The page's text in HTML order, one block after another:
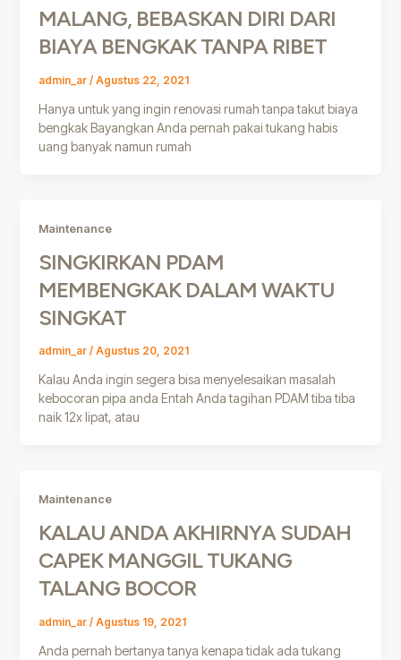
MALANG, BEBASKAN DIRI DARI
BIAYA BENGKAK TANPA RIBET
admin_ar / Agustus 22, 2021
Hanya untuk yang ingin renovasi rumah tanpa takut biaya
bengkak Bayangkan Anda pernah pakai tukang habis
uang banyak namun rumah
Maintenance
SINGKIRKAN PDAM
MEMBENGKAK DALAM WAKTU
SINGKAT
admin_ar / Agustus 20, 2021
Kalau Anda ingin segera bisa menyelesaikan masalah
kebocoran pipa anda Entah Anda tagihan PDAM tiba tiba
naik 12x lipat, atau
Maintenance
KALAU ANDA AKHIRNYA SUDAH
CAPEK MANGGIL TUKANG
TALANG BOCOR
admin_ar / Agustus 19, 2021
Anda pernah bertanya tanya kenapa tidak ada tukang